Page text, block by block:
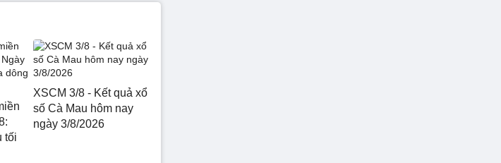
tối
XSCM 3/8 - Kết quả xổ
số Cà Mau hôm nay
ngày 3/8/2026